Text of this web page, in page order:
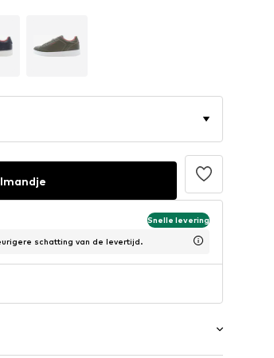
Snelle levering
schatting van de levertijd.